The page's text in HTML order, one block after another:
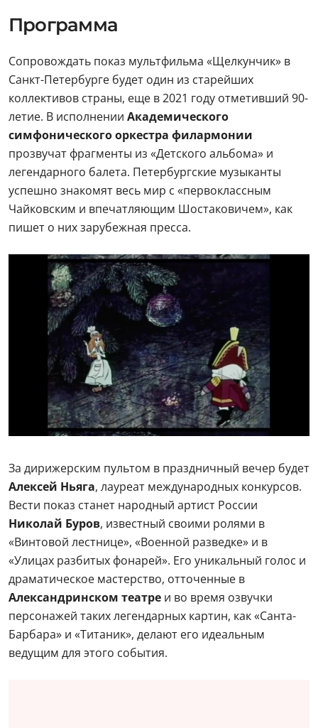
Программа
Сопровождать показ мультфильма «Щелкунчик» в
Санкт-Петербурге будет один из старейших
коллективов страны, еще в 2021 году отметивший 90-
летие. В исполнении Академического
симфонического оркестра филармонии
прозвучат фрагменты из «Детского альбома» и
легендарного балета. Петербургские музыканты
успешно знакомят весь мир с «первоклассным
Чайковским и впечатляющим Шостаковичем», как
пишет о них зарубежная пресса.
За дирижерским пультом в праздничный вечер будет
Алексей Ньяга, лауреат международных конкурсов.
Вести показ станет народный артист России
Николай Буров, известный своими ролями в
«Винтовой лестнице», «Военной разведке» и в
«Улицах разбитых фонарей». Его уникальный голос и
драматическое мастерство, отточенные в
Александринском театре и во время озвучки
персонажей таких легендарных картин, как «Санта-
Барбара» и «Титаник», делают его идеальным
ведущим для этого события.